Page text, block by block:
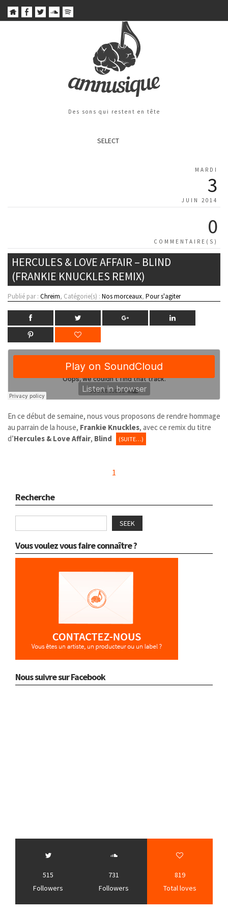
Des sons qui restent en tête
SELECT
MARDI
3
JUIN 2014
0
COMMENTAIRE(S)
HERCULES & LOVE AFFAIR – BLIND
(FRANKIE KNUCKLES REMIX)
Publié par : Chreim, Catégorie(s) : Nos morceaux, Pour s'agiter
En ce début de semaine, nous vous proposons de rendre hommage
au parrain de la house, Frankie Knuckles, avec ce remix du titre
d’Hercules & Love Affair, Blind (SUITE…)
1
Recherche
SEEK
Vous voulez vous faire connaître ?
Nous suivre sur Facebook
515
Followers
731
Followers
819
Total loves